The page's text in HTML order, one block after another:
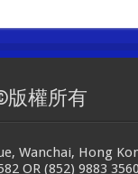
m
版權所有
Wanchai, Hong
OR (852) 9883 3560